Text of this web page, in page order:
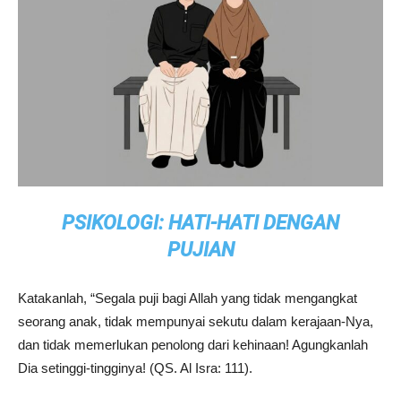
PSIKOLOGI: HATI-HATI DENGAN
PUJIAN
Katakanlah, “Segala puji bagi Allah yang tidak mengangkat
seorang anak, tidak mempunyai sekutu dalam kerajaan-Nya,
dan tidak memerlukan penolong dari kehinaan! Agungkanlah
Dia setinggi-tingginya! (QS. Al Isra: 111).